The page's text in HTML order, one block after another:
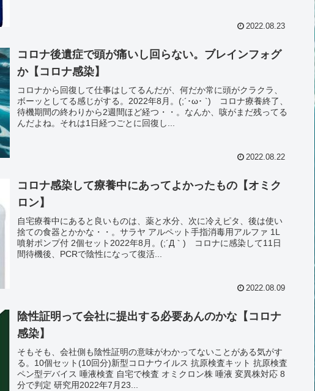
2022.08.23
コロナ後遺症で頭が痛いし回らない。ブレインフォグ
か【コロナ感染】
コロナから回復して仕事はしてるんだが、何だか常に頭がクラクラ、
ボーッとしてる感じがする。2022年8月。(;´･ω･ `) コロナ療養終了、
待機期間の終わりから2週間ほど経つ・・。なんか、咳がまだ残ってる
んだよね。それは1日経つごとに回復し...
2022.08.22
コロナ感染して療養中にあってよかったもの【オミク
ロン】
自宅療養中にあると良いものは、薬と水分、次に冷えピタ、後は使い
捨ての食器とかかな・・。サラヤ アルペット手指消毒用アルファ 1L
噴射ポンプ付 2個セット2022年8月。(;´Д｀) コロナに感染して11日
間待機後、PCRで陰性になって復活...
2022.08.09
陰性証明って会社に提出する必要あんのかな【コロナ
感染】
そもそも、会社側も陰性証明の意味がわかってないことがある気がす
る。10個セット(10回分)新型コロナウイルス 抗原検査キット 抗原検査
ペン型デバイス 唾液検査 自宅で検査 オミクロン株 唾液 変異株対応 8
分で判定 研究用2022年7月23...